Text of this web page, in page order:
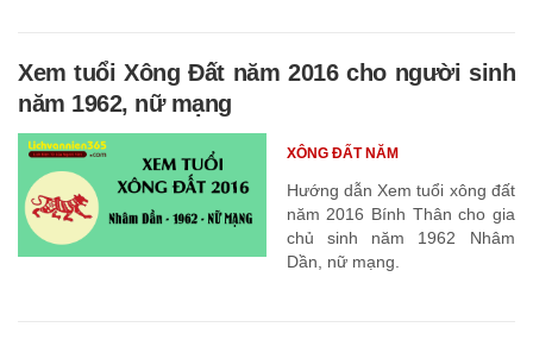
Xem tuổi Xông Đất năm 2016 cho người sinh
năm 1962, nữ mạng
Hướng dẫn Xem tuổi xông đất
năm 2016 Bính Thân cho gia
chủ sinh năm 1962 Nhâm
Dần, nữ mạng.
XÔNG ĐẤT NĂM